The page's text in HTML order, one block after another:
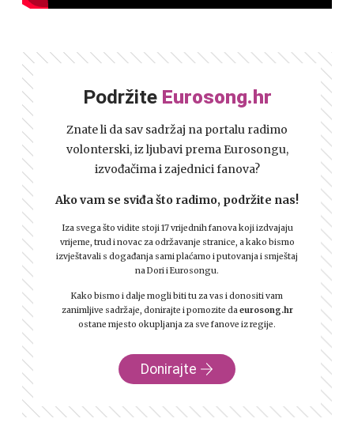
Podržite Eurosong.hr
Znate li da sav sadržaj na portalu radimo
volonterski, iz ljubavi prema Eurosongu,
izvođačima i zajednici fanova?
Ako vam se sviđa što radimo, podržite nas!
Iza svega što vidite stoji 17 vrijednih fanova koji izdvajaju
vrijeme, trud i novac za održavanje stranice, a kako bismo
izvještavali s događanja sami plaćamo i putovanja i smještaj
na Dori i Eurosongu.
Kako bismo i dalje mogli biti tu za vas i donositi vam
zanimljive sadržaje, donirajte i pomozite daeurosong.hr
ostane mjesto okupljanja za sve fanove iz regije.
Donirajte